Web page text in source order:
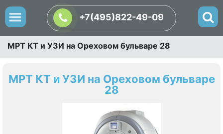
+7(495)822-49-09
МРТ КТ и УЗИ на Ореховом бульваре 28
МРТ КТ и УЗИ на Ореховом бульваре
28